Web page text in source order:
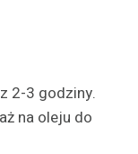
2-3 godziny.
na oleju do